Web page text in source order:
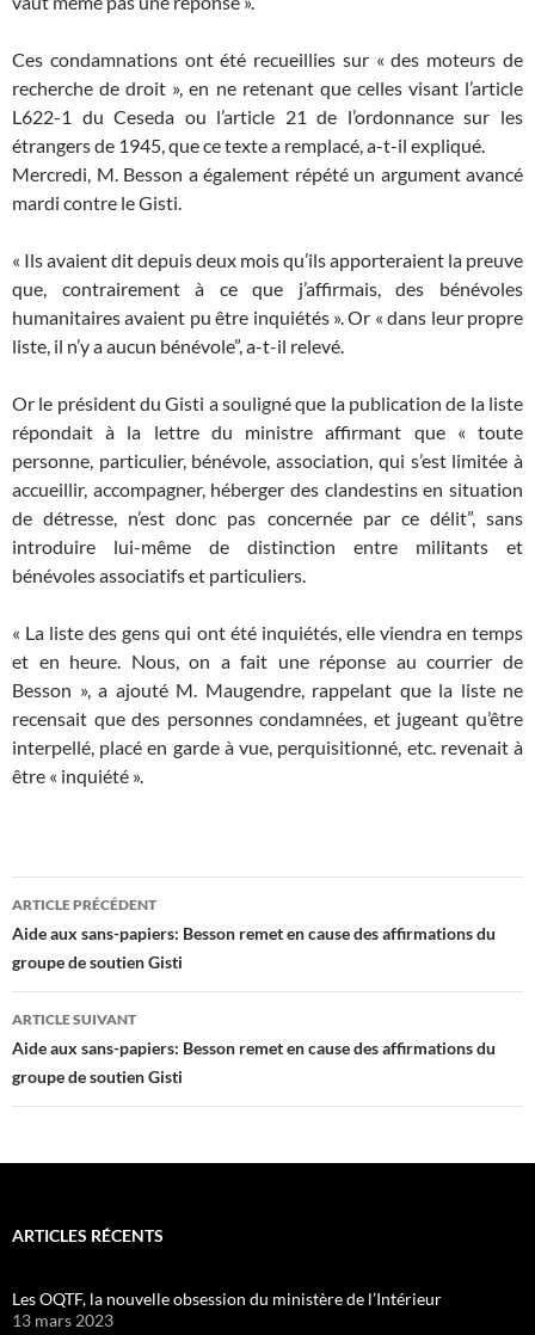
Ces condamnations ont été recueillies sur « des moteurs de
recherche de droit », en ne retenant que celles visant l’article
L622-1 du Ceseda ou l’article 21 de l’ordonnance sur les
étrangers de 1945, que ce texte a remplacé, a-t-il expliqué.
Mercredi, M. Besson a également répété un argument avancé
mardi contre le Gisti.
« Ils avaient dit depuis deux mois qu’ils apporteraient la preuve
que, contrairement à ce que j’affirmais, des bénévoles
humanitaires avaient pu être inquiétés ». Or « dans leur propre
liste, il n’y a aucun bénévole”, a-t-il relevé.
Or le président du Gisti a souligné que la publication de la liste
répondait à la lettre du ministre affirmant que « toute
personne, particulier, bénévole, association, qui s’est limitée à
accueillir, accompagner, héberger des clandestins en situation
de détresse, n’est donc pas concernée par ce délit”, sans
introduire lui-même de distinction entre militants et
bénévoles associatifs et particuliers.
« La liste des gens qui ont été inquiétés, elle viendra en temps
et en heure. Nous, on a fait une réponse au courrier de
Besson », a ajouté M. Maugendre, rappelant que la liste ne
recensait que des personnes condamnées, et jugeant qu’être
interpellé, placé en garde à vue, perquisitionné, etc. revenait à
être « inquiété ».
Navigation
des
articles
ARTICLE PRÉCÉDENT
Aide aux sans-papiers: Besson remet en cause des affirmations du
groupe de soutien Gisti
ARTICLE SUIVANT
Aide aux sans-papiers: Besson remet en cause des affirmations du
groupe de soutien Gisti
ARTICLES RÉCENTS
Les OQTF, la nouvelle obsession du ministère de l’Intérieur
13 mars 2023